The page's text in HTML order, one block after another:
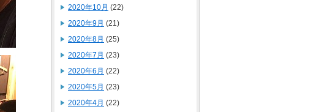
2020年10月 (22)
2020年9月 (21)
2020年8月 (25)
2020年7月 (23)
2020年6月 (22)
2020年5月 (23)
2020年4月 (22)